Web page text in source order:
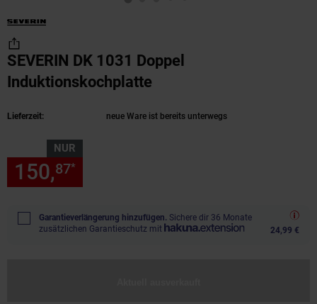
SEVERIN DK 1031 Doppel
Induktionskochplatte
Lieferzeit: neue Ware ist bereits unterwegs
NUR
150,87*
Garantieverlängerung hinzufügen. Sichere dir 36 Monate
zusätzlichen Garantieschutz mit
24,99 €